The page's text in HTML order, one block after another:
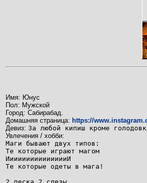
Имя: Юнус
Пол: Мужской
Город: Сабирабад.
Домашняя страница: https://
Девиз: За любой кипиш кроме
Увлечения / хобби:
Маги бывают двух типов:
Те которые играют магом
ИииииииииииииииИ
Те которые одеты в мага!